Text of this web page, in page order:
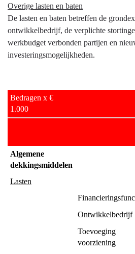
Overige lasten en baten
De lasten en baten betreffen de
ontwikkelbedrijf, de verplichte
werkbudget verbonden partijen en
investeringsmogelijkheden.
Bedragen x €
1.000
Algemene
dekkingsmiddelen
Lasten
Ontwikkelbedrijf
Toevoeging
voorziening